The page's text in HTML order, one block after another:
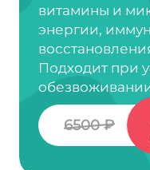
витамины и
энергии,
Подходит при
6500 ₽